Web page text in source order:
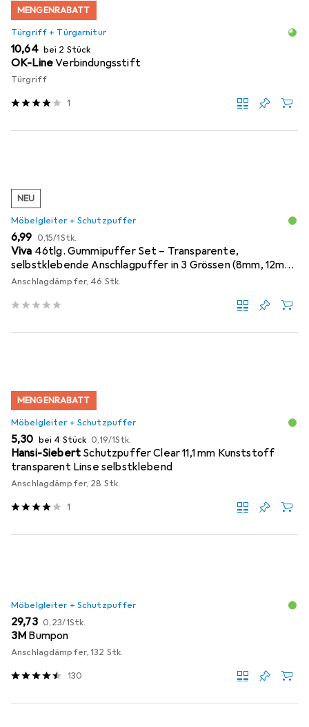
MENGENRABATT
Türgriff + Türgarnitur
EUR
10,64 bei 2 Stück
OK-LineVerbindungsstift
Türgriff
1
NEU
Möbelgleiter + Schutzpuffer
EUR
6,99 EUR
0,15/1Stk.
Viva 46tlg. Gummipuffer Set – Transparente,
selbstklebende Anschlagpuffer in 3 Grössen (8mm, 12mm,
18mm)
Anschlagdämpfer, 46 Stk.
MENGENRABATT
Möbelgleiter + Schutzpuffer
EUR
5,30 bei 4 Stück EUR
0,19/1Stk.
Hansi-Siebert Schutzpuffer Clear 11,1 mm Kunststoff
transparent Linse selbstklebend
Anschlagdämpfer, 28 Stk.
1
Möbelgleiter + Schutzpuffer
EUR
29,73 EUR
0,23/1Stk.
3M Bumpon
Anschlagdämpfer, 132 Stk.
130